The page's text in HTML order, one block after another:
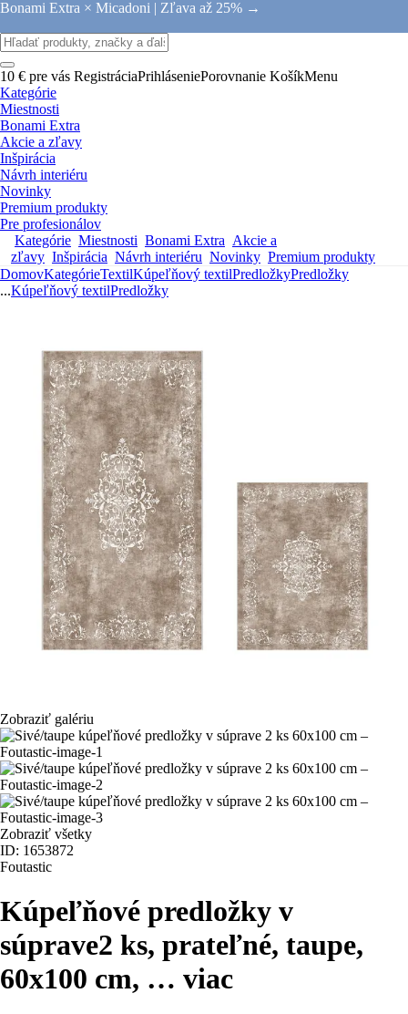
Bonami Extra × Micadoni | Zľava až 25% →
10 € pre vás RegistráciaPrihláseniePorovnanie KošíkMenu
Kategórie
Miestnosti
Bonami Extra
Akcie a zľavy
Inšpirácia
Návrh interiéru
Novinky
Premium produkty
Pre profesionálov
Kategórie Miestnosti Bonami Extra Akcie a
zľavy Inšpirácia Návrh interiéru Novinky Premium produkty
DomovKategórieTextilKúpeľňový textilPredložkyPredložky
...Kúpeľňový textilPredložky
Zobraziť galériu
Zobraziť všetky
ID: 1653872
Foutastic
Kúpeľňové predložky v
súprave2 ks, prateľné, taupe,
60x100 cm, … viac